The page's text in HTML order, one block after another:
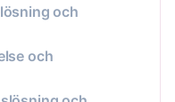
och
och